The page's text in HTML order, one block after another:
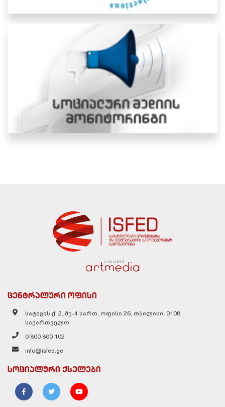
created
ცენტრალური ოფისი
სატივის ქ. 2, მე-4 სართ, ოფისი 26, თბილისი, 0108,
საქართველო
0 800 800 102
info@isfed.ge
სოციალური ქსელები